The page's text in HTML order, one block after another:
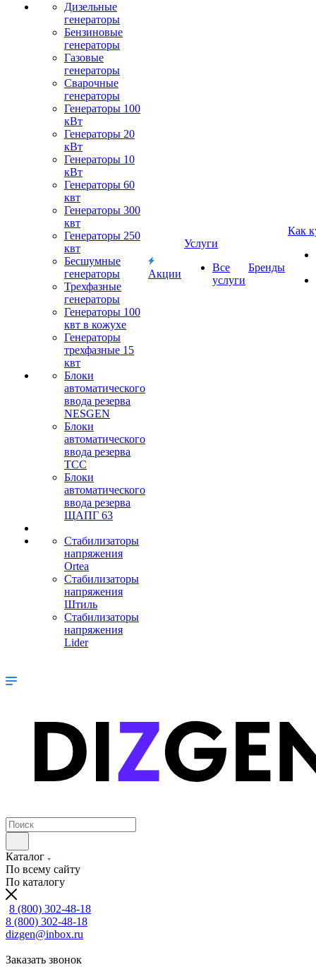
Дизельные
генераторы
Бензиновые
генераторы
Газовые
генераторы
Сварочные
генераторы
Генераторы 100
кВт
Генераторы 20
кВт
Генераторы 10
кВт
Генераторы 60
квт
Генераторы 300
квт
Генераторы 250
квт
Бесшумные
генераторы
Трехфазные
генераторы
Генераторы 100
квт в кожухе
Генераторы
трехфазные 15
квт
Блоки
автоматического
ввода резерва
NESGEN
Блоки
автоматического
ввода резерва
ТСС
Блоки
автоматического
ввода резерва
ЩАПГ 63
Стабилизаторы
напряжения
Ortea
Стабилизаторы
напряжения
Штиль
Стабилизаторы
напряжения
Lider
Акции
Услуги
Все
услуги
Бренды
Как
Каталог
По всему сайту
По каталогу
8 (800) 302-48-18
8 (800) 302-48-18
dizgen@inbox.ru
Заказать звонок